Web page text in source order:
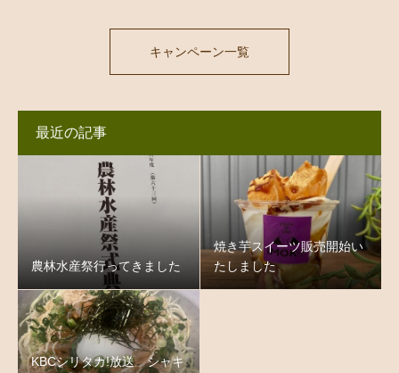
キャンペーン一覧
最近の記事
農林水産祭行ってきました
焼き芋スイーツ販売開始い
たしました
KBCシリタカ!放送 シャキ